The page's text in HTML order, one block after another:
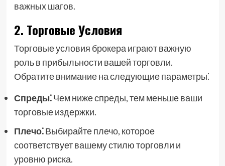
важных шагов.
2. Торговые Условия
Торговые условия брокера играют важную
роль в прибыльности вашей торговли.
Обратите внимание на следующие параметры⁚
Спреды⁚Чем ниже спреды, тем меньше ваши
торговые издержки.
Плечо⁚Выбирайте плечо, которое
соответствует вашему стилю торговли и
уровню риска.